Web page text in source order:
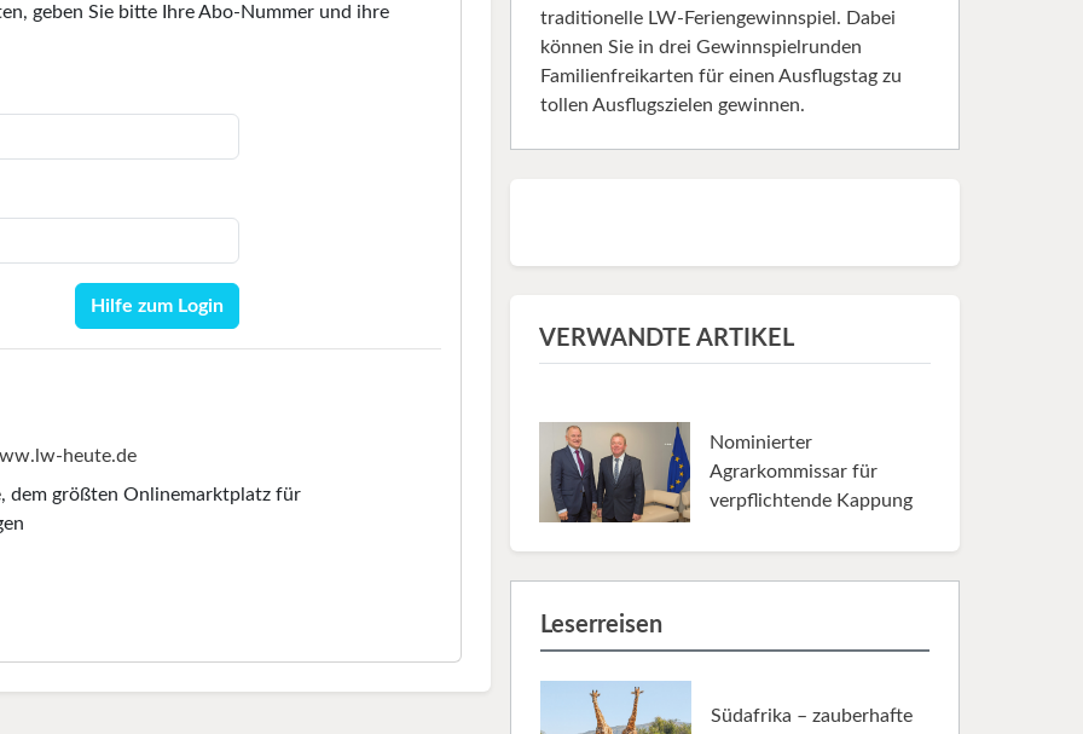
geben Sie bitte Ihre Abo-Nummer und ihre
Hilfe zum Login
heute.de
, dem größten Onlinemarktplatz für
traditionelle LW-Feriengewinnspiel. Dabei
können Sie in drei Gewinnspielrunden
Familienfreikarten für einen Ausflugstag zu
tollen Ausflugszielen gewinnen.
VERWANDTE ARTIKEL
Nominierter
Agrarkommissar für
verpflichtende Kappung
Leserreisen
Südafrika – zauberhafte